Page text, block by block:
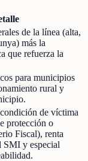
de la línea (alta,
más la
que refuerza la
para municipios
rural y
de víctima
protección o
Fiscal), renta
SMI y especial